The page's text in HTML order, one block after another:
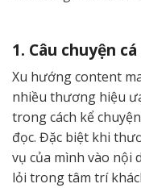
1. Câu chuyện
Xu hướng content
nhiều thương hiệu
trong cách kể
đọc. Đặc biệt khi
vụ của mình vào nội
lỏi trong tâm trí